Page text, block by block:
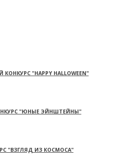
"HAPPY HALLOWEEN"
"ЮНЫЕ ЭЙНШТЕЙНЫ"
"ВЗГЛЯД ИЗ КОСМОСА"